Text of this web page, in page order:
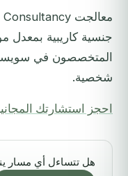
المتخصصون في
شخصية.
احجز استشارتك
هل تتساءل أي مسار